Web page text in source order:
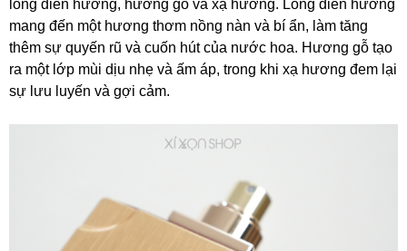
long diên hương, hương gỗ và xạ hương. Long diên hương
mang đến một hương thơm nồng nàn và bí ẩn, làm tăng
thêm sự quyến rũ và cuốn hút của nước hoa. Hương gỗ tạo
ra một lớp mùi dịu nhẹ và ấm áp, trong khi xạ hương đem lại
sự lưu luyến và gợi cảm.